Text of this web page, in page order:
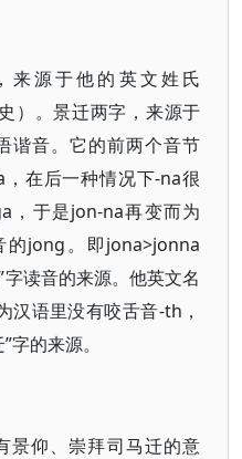
来源于他的英文姓氏
）。景迁两字，来源于
谐音。它的前两个音节
在后一种情况下-na很
，于是jon-na再变而为
jong。即jona>jonna
读音的来源。他英文名
汉语里没有咬舌音-th，
的来源。
景仰、崇拜司马迁的意